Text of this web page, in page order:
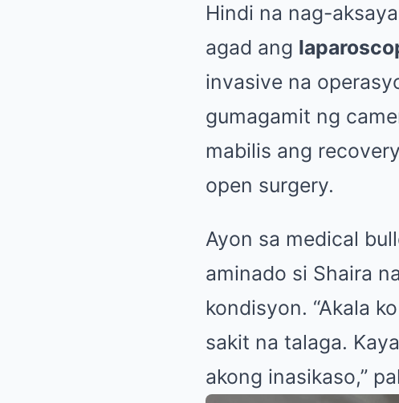
Hindi na nag-
agad ang
invasive na
gumagamit ng
mabilis ang
open surgery.
Ayon sa medical
aminado si Shaira
kondisyon. “Akala
sakit na talaga.
akong inasikaso,”